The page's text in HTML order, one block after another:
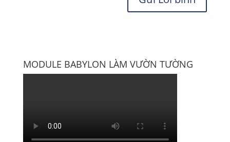
MODULE BABYLON LÀM VƯỜN TƯỜNG